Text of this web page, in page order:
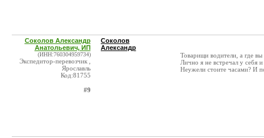
Соколов Александр
Анатольевич, ИП
(ИНН:760304959734)
Экспедитор-перевозчик ,
Ярославль
Код:81755
#9
Соколов
Александр
Товарищи водители, а где вы
Лично я не встречал у себя
Неужели стоите часами? И